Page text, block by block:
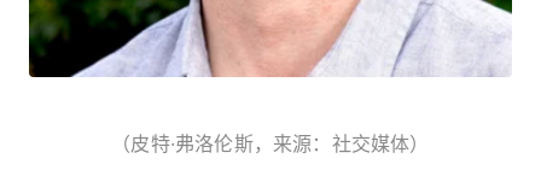
（皮特·弗洛伦斯，来源：社交媒体）